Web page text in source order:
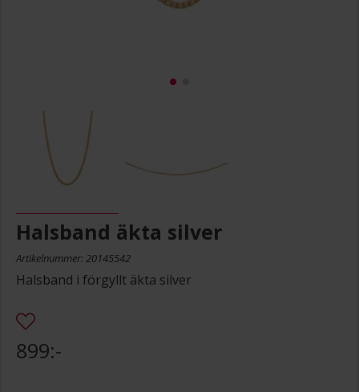
Halsband äkta silver
Artikelnummer: 20145542
Halsband i förgyllt äkta silver
899:-